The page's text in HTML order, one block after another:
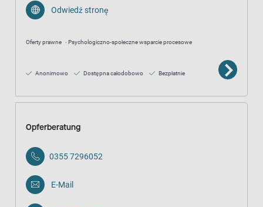
Odwiedź stronę
Oferty prawne Psychologiczno-społeczne wsparcie procesowe
Anonimowo Dostępna całodobowo Bezpłatnie
Opferberatung
0355 7296052
E-Mail